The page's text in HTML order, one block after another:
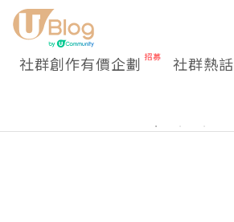
社群創作有價企劃 社群熱話